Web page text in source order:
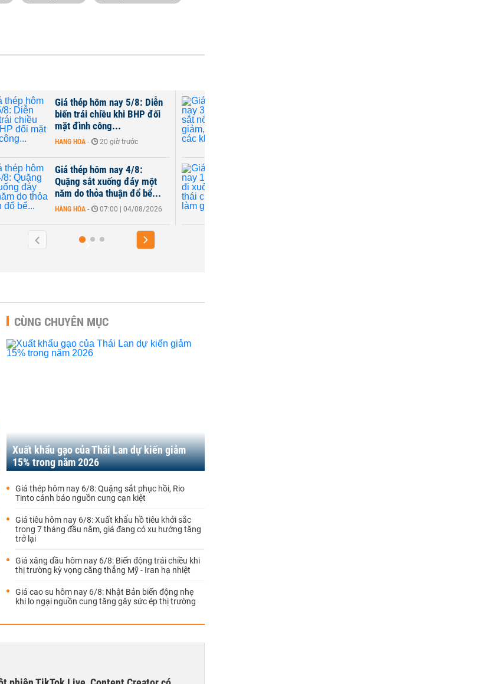
Giá thép hôm nay 5/8: Diễn
biến trái chiều khi BHP đối
mặt đình công...
HÀNG HÓA - 20 giờ trước
Giá thép hôm nay 4/8:
Quặng sắt xuống đáy một
năm do thỏa thuận đổ bể...
HÀNG HÓA - 07:00 | 04/08/2026
CÙNG CHUYÊN MỤC
Xuất khẩu gạo của Thái Lan dự kiến giảm
15% trong năm 2026
Giá thép hôm nay 6/8: Quặng sắt phục hồi, Rio
Tinto cảnh báo nguồn cung cạn kiệt
Giá tiêu hôm nay 6/8: Xuất khẩu hồ tiêu khởi sắc
trong 7 tháng đầu năm, giá đang có xu hướng tăng
trở lại
Giá xăng dầu hôm nay 6/8: Biến động trái chiều khi
thị trường kỳ vọng căng thẳng Mỹ - Iran hạ nhiệt
Giá cao su hôm nay 6/8: Nhật Bản biến động nhẹ
khi lo ngại nguồn cung tăng gây sức ép thị trường